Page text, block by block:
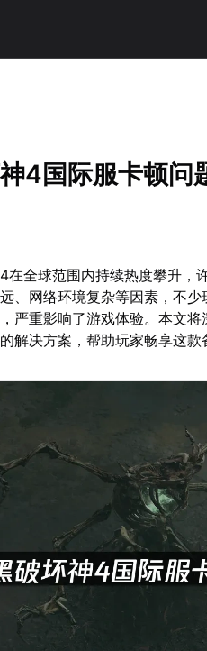
4国际服卡顿问
在全球范围内持续热度攀升，
、网络环境复杂等因素，不
严重影响了游戏体验。本文
解决方案，帮助玩家畅享这款